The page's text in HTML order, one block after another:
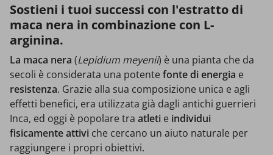
Sostieni i tuoi successi con l'estratto di
maca nera in combinazione con L-
arginina.
La maca nera (Lepidium meyenii) è una pianta che da
secoli è considerata una potente fonte di energia e
resistenza. Grazie alla sua composizione unica e agli
effetti benefici, era utilizzata già dagli antichi guerrieri
Inca, ed oggi è popolare tra atleti e individui
fisicamenteattivi che cercano un aiuto naturale per
raggiungere i propri obiettivi.